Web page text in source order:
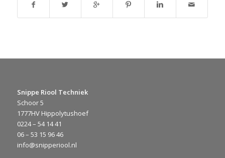
Snippe Riool Techniek
Schoor 5
1777HV Hippolytushoef
0224 – 54 14 41
06 – 53 15 96 46
info@snipperiool.nl